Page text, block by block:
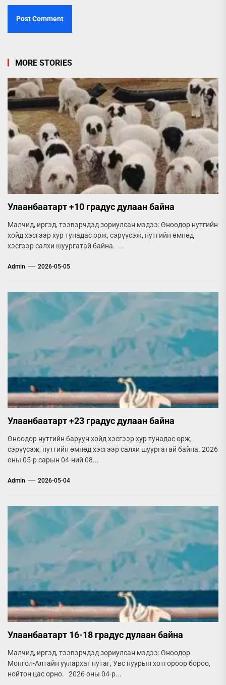
MORE STORIES
Улаанбаатарт +10 градус дулаан байна
Малчид, иргэд, тээвэрчдэд зориулсан мэдээ: Өнөөдөр нутгийн
хойд хэсгээр хур тунадас орж, сэрүүсэж, нутгийн өмнөд
хэсгээр салхи шуургатай байна. ...
Admin 2026-05-05
Улаанбаатарт +23 градус дулаан байна
Өнөөдөр нутгийн баруун хойд хэсгээр хур тунадас орж,
сэрүүсэж, нутгийн өмнөд хэсгээр салхи шуургатай байна. 2026
оны 05-р сарын 04-ний 08...
Admin 2026-05-04
Улаанбаатарт 16-18 градус дулаан байна
Малчид, иргэд, тээвэрчдэд зориулсан мэдээ: Өнөөдөр
Монгол-Алтайн уулархаг нутаг, Увс нуурын хотгороор бороо,
нойтон цас орно. 2026 оны 04-р...